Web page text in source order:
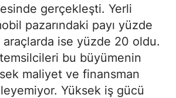
gerçekleşti. Yerli
pazarındaki payı yüzde
ise yüzde 20 oldu.
bu büyümenin
maliyet ve finansman
Yüksek iş gücü